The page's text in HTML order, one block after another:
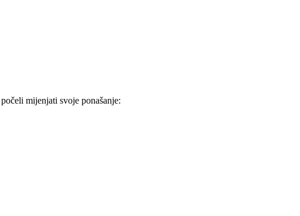
mijenjati svoje ponašanje: